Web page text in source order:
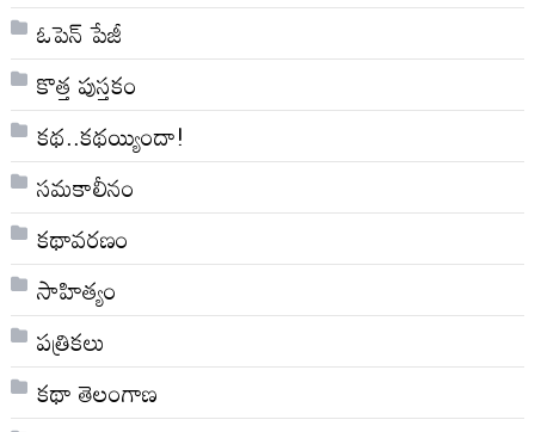
ఓపెన్ పేజీ
కొత్త పుస్తకం
కథ..కథయ్యిందా!
సమకాలీనం
కథావరణం
సాహిత్యం
పత్రికలు
కథా తెలంగాణ